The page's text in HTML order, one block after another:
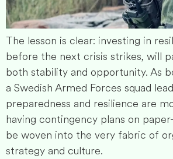
The lesson is clear: investing in
before the next crisis strikes, will
both stability and opportunity. As
a Swedish Armed Forces squad
preparedness and resilience are
having contingency plans on
be woven into the very fabric of
strategy and culture.